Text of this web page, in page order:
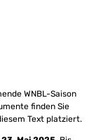
WNBL-Saison
finden Sie
Text platziert.